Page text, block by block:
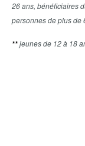
26 ans, bénéficiaires
personnes de plus de
**jeunes de 12 à 18